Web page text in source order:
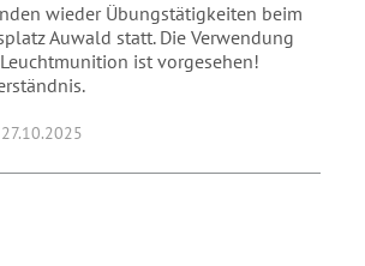
wieder Übungstätigkeiten beim
Auwald statt. Die Verwendung
ist vorgesehen!